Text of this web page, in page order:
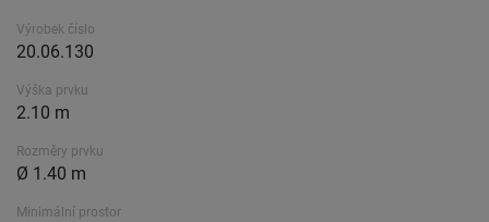
Výrobek číslo
20.06.130
Výška prvku
2.10 m
Rozměry prvku
Ø 1.40 m
Minimální prostor